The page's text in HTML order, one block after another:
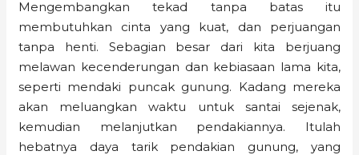
Mengembangkan tekad tanpa batas itu
membutuhkan cinta yang kuat, dan perjuangan
tanpa henti. Sebagian besar dari kita berjuang
melawan kecenderungan dan kebiasaan lama kita,
seperti mendaki puncak gunung. Kadang mereka
akan meluangkan waktu untuk santai sejenak,
kemudian melanjutkan pendakiannya. Itulah
hebatnya daya tarik pendakian gunung, yang